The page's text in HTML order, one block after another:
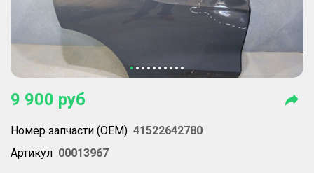
9 900 руб
Номер запчасти (OEM) 41522642780
Артикул 00013967